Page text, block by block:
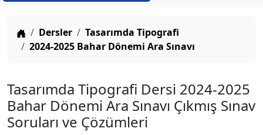
Anasayfa
Dersler
Tasarımda Tipografi
2024-2025 Bahar Dönemi Ara Sınavı
Tasarımda Tipografi Dersi 2024-2025
Bahar Dönemi Ara Sınavı Çıkmış Sınav
Soruları ve Çözümleri